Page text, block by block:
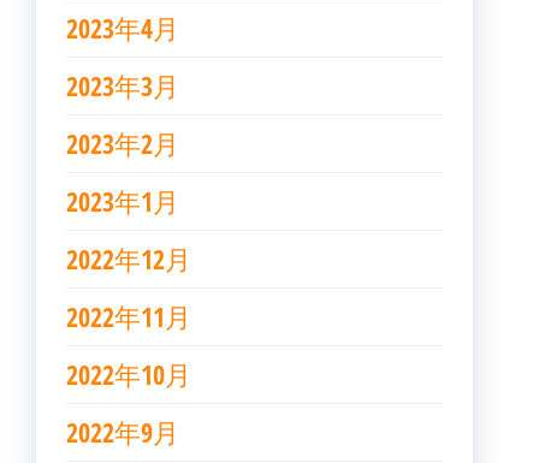
2023年4月
2023年3月
2023年2月
2023年1月
2022年12月
2022年11月
2022年10月
2022年9月